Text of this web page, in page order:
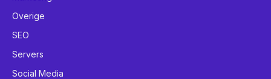
Overige
SEO
Servers
Social Media